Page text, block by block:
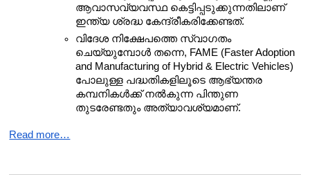
ആവാസവ്യവസ്ഥ കെട്ടിപ്പടുക്കുന്നതിലാണ്
ഇന്ത്യ ശ്രദ്ധ കേന്ദ്രീകരിക്കേണ്ടത്.
വിദേശ നിക്ഷേപത്തെ സ്വാഗതം
ചെയ്യുമ്പോൾ തന്നെ, FAME (Faster Adoption
and Manufacturing of Hybrid & Electric Vehicles)
പോലുള്ള പദ്ധതികളിലൂടെ ആഭ്യന്തര
കമ്പനികൾക്ക് നൽകുന്ന പിന്തുണ
തുടരേണ്ടതും അത്യാവശ്യമാണ്.
Read more…